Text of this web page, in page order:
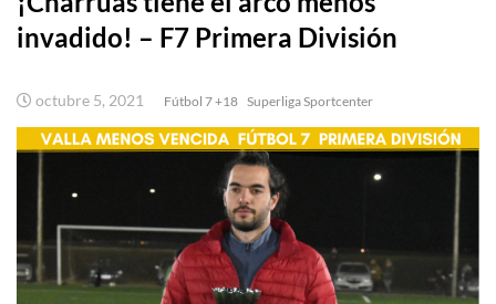
invadido! – F7 Primera División
octubre 5, 2021 Fútbol 7 +18 Superliga Sportcenter